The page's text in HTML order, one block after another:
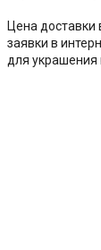
Цена доставки
заявки в
для украшения